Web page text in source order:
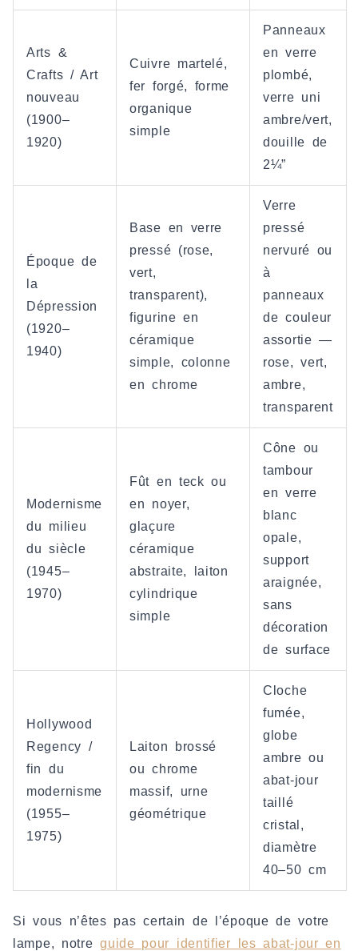
Arts &
Crafts / Art
nouveau
(1900–
1920)
Cuivre martelé,
fer forgé, forme
organique
simple
Panneaux
en verre
plombé,
verre uni
ambre/vert,
douille de
2¼”
Époque de
la
Dépression
(1920–
1940)
Base en verre
pressé (rose,
vert,
transparent),
figurine en
céramique
simple, colonne
en chrome
Verre
pressé
nervuré ou
à
panneaux
de couleur
assortie —
rose, vert,
ambre,
transparent
Modernisme
du milieu
du siècle
(1945–
1970)
Fût en teck ou
en noyer,
glaçure
céramique
abstraite, laiton
cylindrique
simple
Cône ou
tambour
en verre
blanc
opale,
support
araignée,
sans
décoration
de surface
Hollywood
Regency /
fin du
modernisme
(1955–
1975)
Laiton brossé
ou chrome
massif, urne
géométrique
Cloche
fumée,
globe
ambre ou
abat-jour
taillé
cristal,
diamètre
40–50 cm
Si vous n’êtes pas certain de l’époque de votre
lampe, notreguide pour identifier les abat-jour en